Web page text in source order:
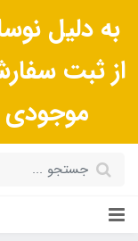
به دلیل
از ثبت